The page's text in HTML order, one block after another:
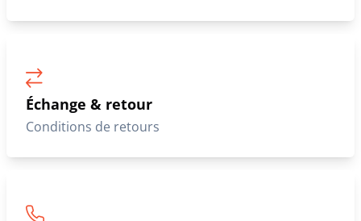
Échange & retour
Conditions de retours